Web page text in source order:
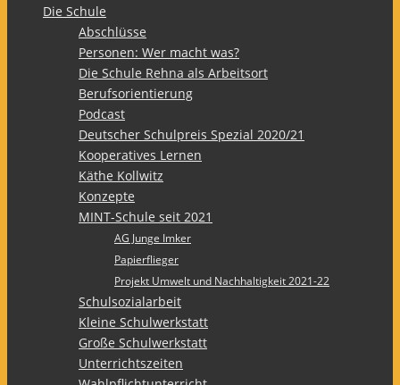
Die Schule
Abschlüsse
Personen: Wer macht was?
Die Schule Rehna als Arbeitsort
Berufsorientierung
Podcast
Deutscher Schulpreis Spezial 2020/21
Kooperatives Lernen
Käthe Kollwitz
Konzepte
MINT-Schule seit 2021
AG Junge Imker
Papierflieger
Projekt Umwelt und Nachhaltigkeit 2021-22
Schulsozialarbeit
Kleine Schulwerkstatt
Große Schulwerkstatt
Unterrichtszeiten